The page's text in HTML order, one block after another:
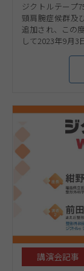
ジクトルテープ
頸肩腕症候群及
追加され、この
して2023年9月3
学部整形外科
クスまで幅広く
ていただければ
講演会記事